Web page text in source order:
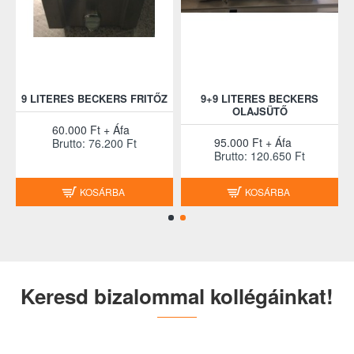
9 LITERES BECKERS FRITŐZ
60.000 Ft + Áfa
Brutto: 76.200 Ft
KOSÁRBA
9+9 LITERES BECKERS
OLAJSÜTŐ
95.000 Ft + Áfa
Brutto: 120.650 Ft
KOSÁRBA
Keresd bizalommal kollégáinkat!